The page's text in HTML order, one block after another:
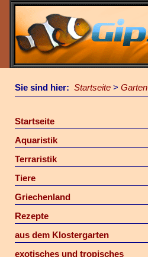
Sie sind hier: Startseite > Garten
Startseite
Aquaristik
Terraristik
Tiere
Griechenland
Rezepte
aus dem Klostergarten
exotisches und tropisches